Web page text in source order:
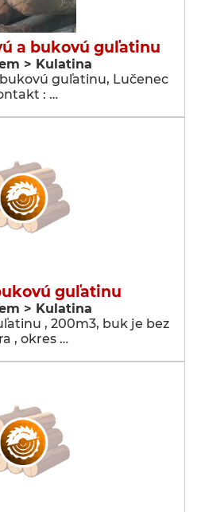
a bukovú guľatinu
> Kulatina
guľatinu, Lučenec
: …
guľatinu
> Kulatina
, 200m3, buk je bez
, okres …